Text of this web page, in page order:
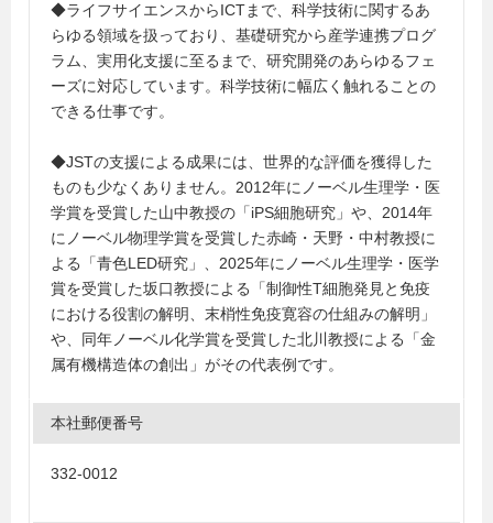
◆ライフサイエンスからICTまで、科学技術に関するあ
らゆる領域を扱っており、基礎研究から産学連携プログ
ラム、実用化支援に至るまで、研究開発のあらゆるフェ
ーズに対応しています。科学技術に幅広く触れることの
できる仕事です。
◆JSTの支援による成果には、世界的な評価を獲得した
ものも少なくありません。2012年にノーベル生理学・医
学賞を受賞した山中教授の「iPS細胞研究」や、2014年
にノーベル物理学賞を受賞した赤崎・天野・中村教授に
よる「青色LED研究」、2025年にノーベル生理学・医学
賞を受賞した坂口教授による「制御性T細胞発見と免疫
における役割の解明、末梢性免疫寛容の仕組みの解明」
や、同年ノーベル化学賞を受賞した北川教授による「金
属有機構造体の創出」がその代表例です。
本社郵便番号
332-0012